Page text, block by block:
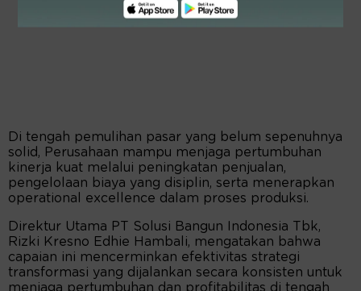
Di tengah pemulihan pasar yang belum sepenuhnya
solid, Perusahaan mampu menjaga pertumbuhan
kinerja kuat melalui peningkatan penjualan,
pengelolaan biaya yang disiplin, serta menerapkan
operational excellence dalam proses produksi.
Direktur Utama PT Solusi Bangun Indonesia Tbk,
Rizki Kresno Edhie Hambali, mengatakan bahwa
capaian ini mencerminkan efektivitas strategi
transformasi yang dijalankan secara konsisten untuk
menjaga pertumbuhan dan profitabilitas di tengah